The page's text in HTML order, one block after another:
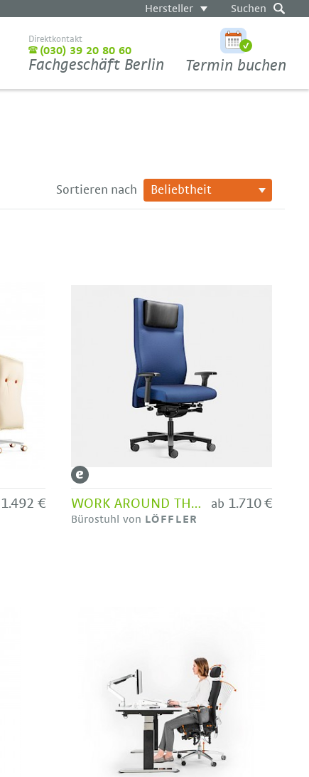
Suchen
Hersteller
Direktkontakt
(030) 39 20 80 60
Fachgeschäft Berlin Termin buchen
Sortieren nach
1.492 € WORK AROUND THE CLOCK - LG 6H
Bürostuhl von LÖFFLER
ab 1.710 €